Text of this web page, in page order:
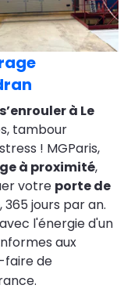
à Le
tambour
! MGParis,
à proximité,
votre porte de
, 365 jours par an.
l'énergie d'un
aux
faire de